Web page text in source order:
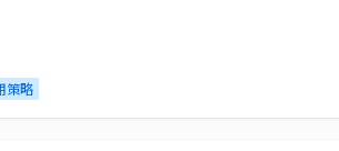
策略